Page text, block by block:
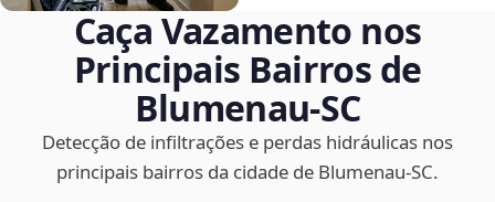
Caça Vazamento nos
Principais Bairros de
Blumenau‑SC
Detecção de infiltrações e perdas hidráulicas nos
principais bairros da cidade de Blumenau‑SC.